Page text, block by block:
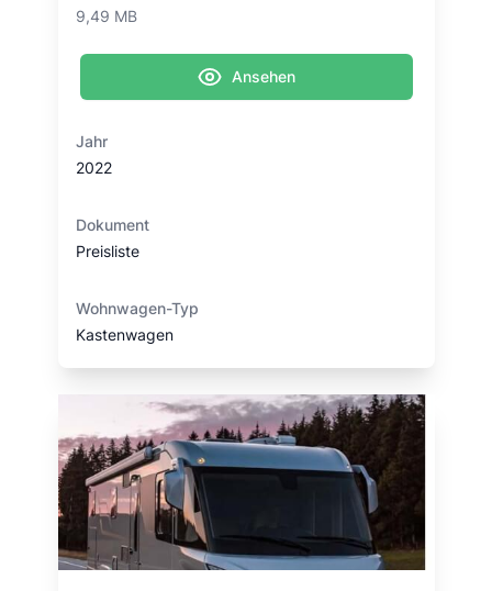
9,49 MB
Ansehen
Jahr
2022
Dokument
Preisliste
Wohnwagen-Typ
Kastenwagen